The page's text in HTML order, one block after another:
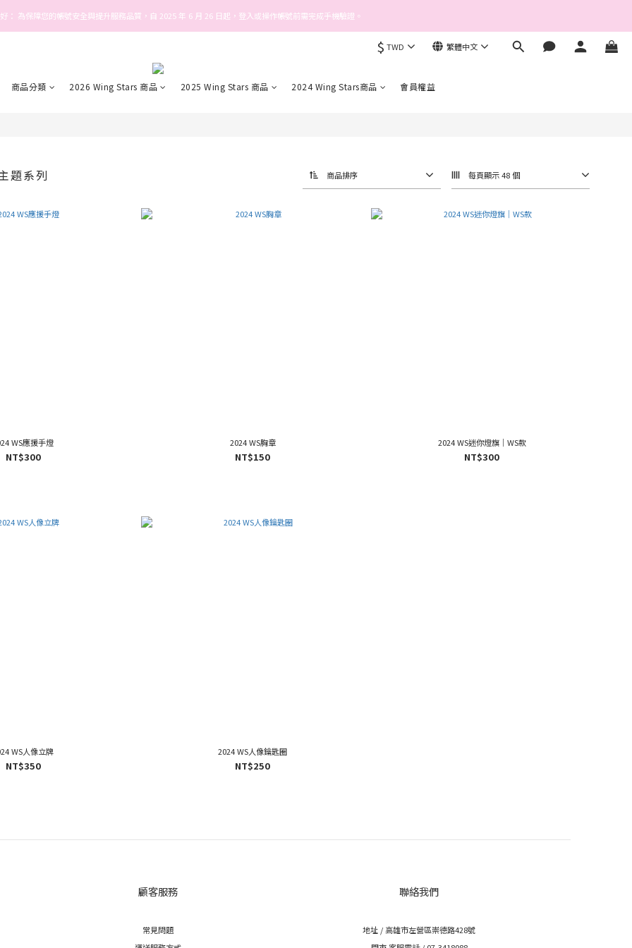
Welcome! Stars house
： 為保障您的帳號安全與提升服務品質，自 2025 年 6 月 26 日起，登入或操作帳號前需完成手機驗證。
$ TWD 繁體中文
商品分類 2026 Wing Stars 商品 2025 Wing Stars 商品 2024 Wing Stars商品 會員權益
題系列 商品排序 每頁顯示 48 個
WS應援手燈
NT$300
2024 WS胸章
NT$150
2024 WS迷你燈旗｜WS款
NT$300
WS人像立牌
NT$350
2024 WS人像鑰匙圈
NT$250
顧客服務
常見問題
聯絡我們
地址 / 高雄市左營區崇德路428號